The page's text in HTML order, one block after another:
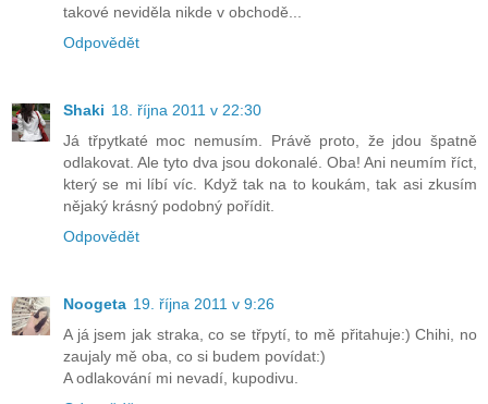
takové neviděla nikde v obchodě...
Odpovědět
Shaki 18. října 2011 v 22:30
Já třpytkaté moc nemusím. Právě proto, že jdou špatně
odlakovat. Ale tyto dva jsou dokonalé. Oba! Ani neumím říct,
který se mi líbí víc. Když tak na to koukám, tak asi zkusím
nějaký krásný podobný pořídit.
Odpovědět
Noogeta 19. října 2011 v 9:26
A já jsem jak straka, co se třpytí, to mě přitahuje:) Chihi, no
zaujaly mě oba, co si budem povídat:)
A odlakování mi nevadí, kupodivu.